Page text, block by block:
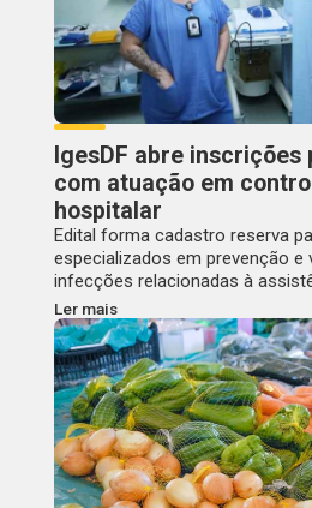
IgesDF abre
com atuação em
hospitalar
Edital forma cadastro reserva
especializados em prevenção e
infecções relacionadas à
Ler mais